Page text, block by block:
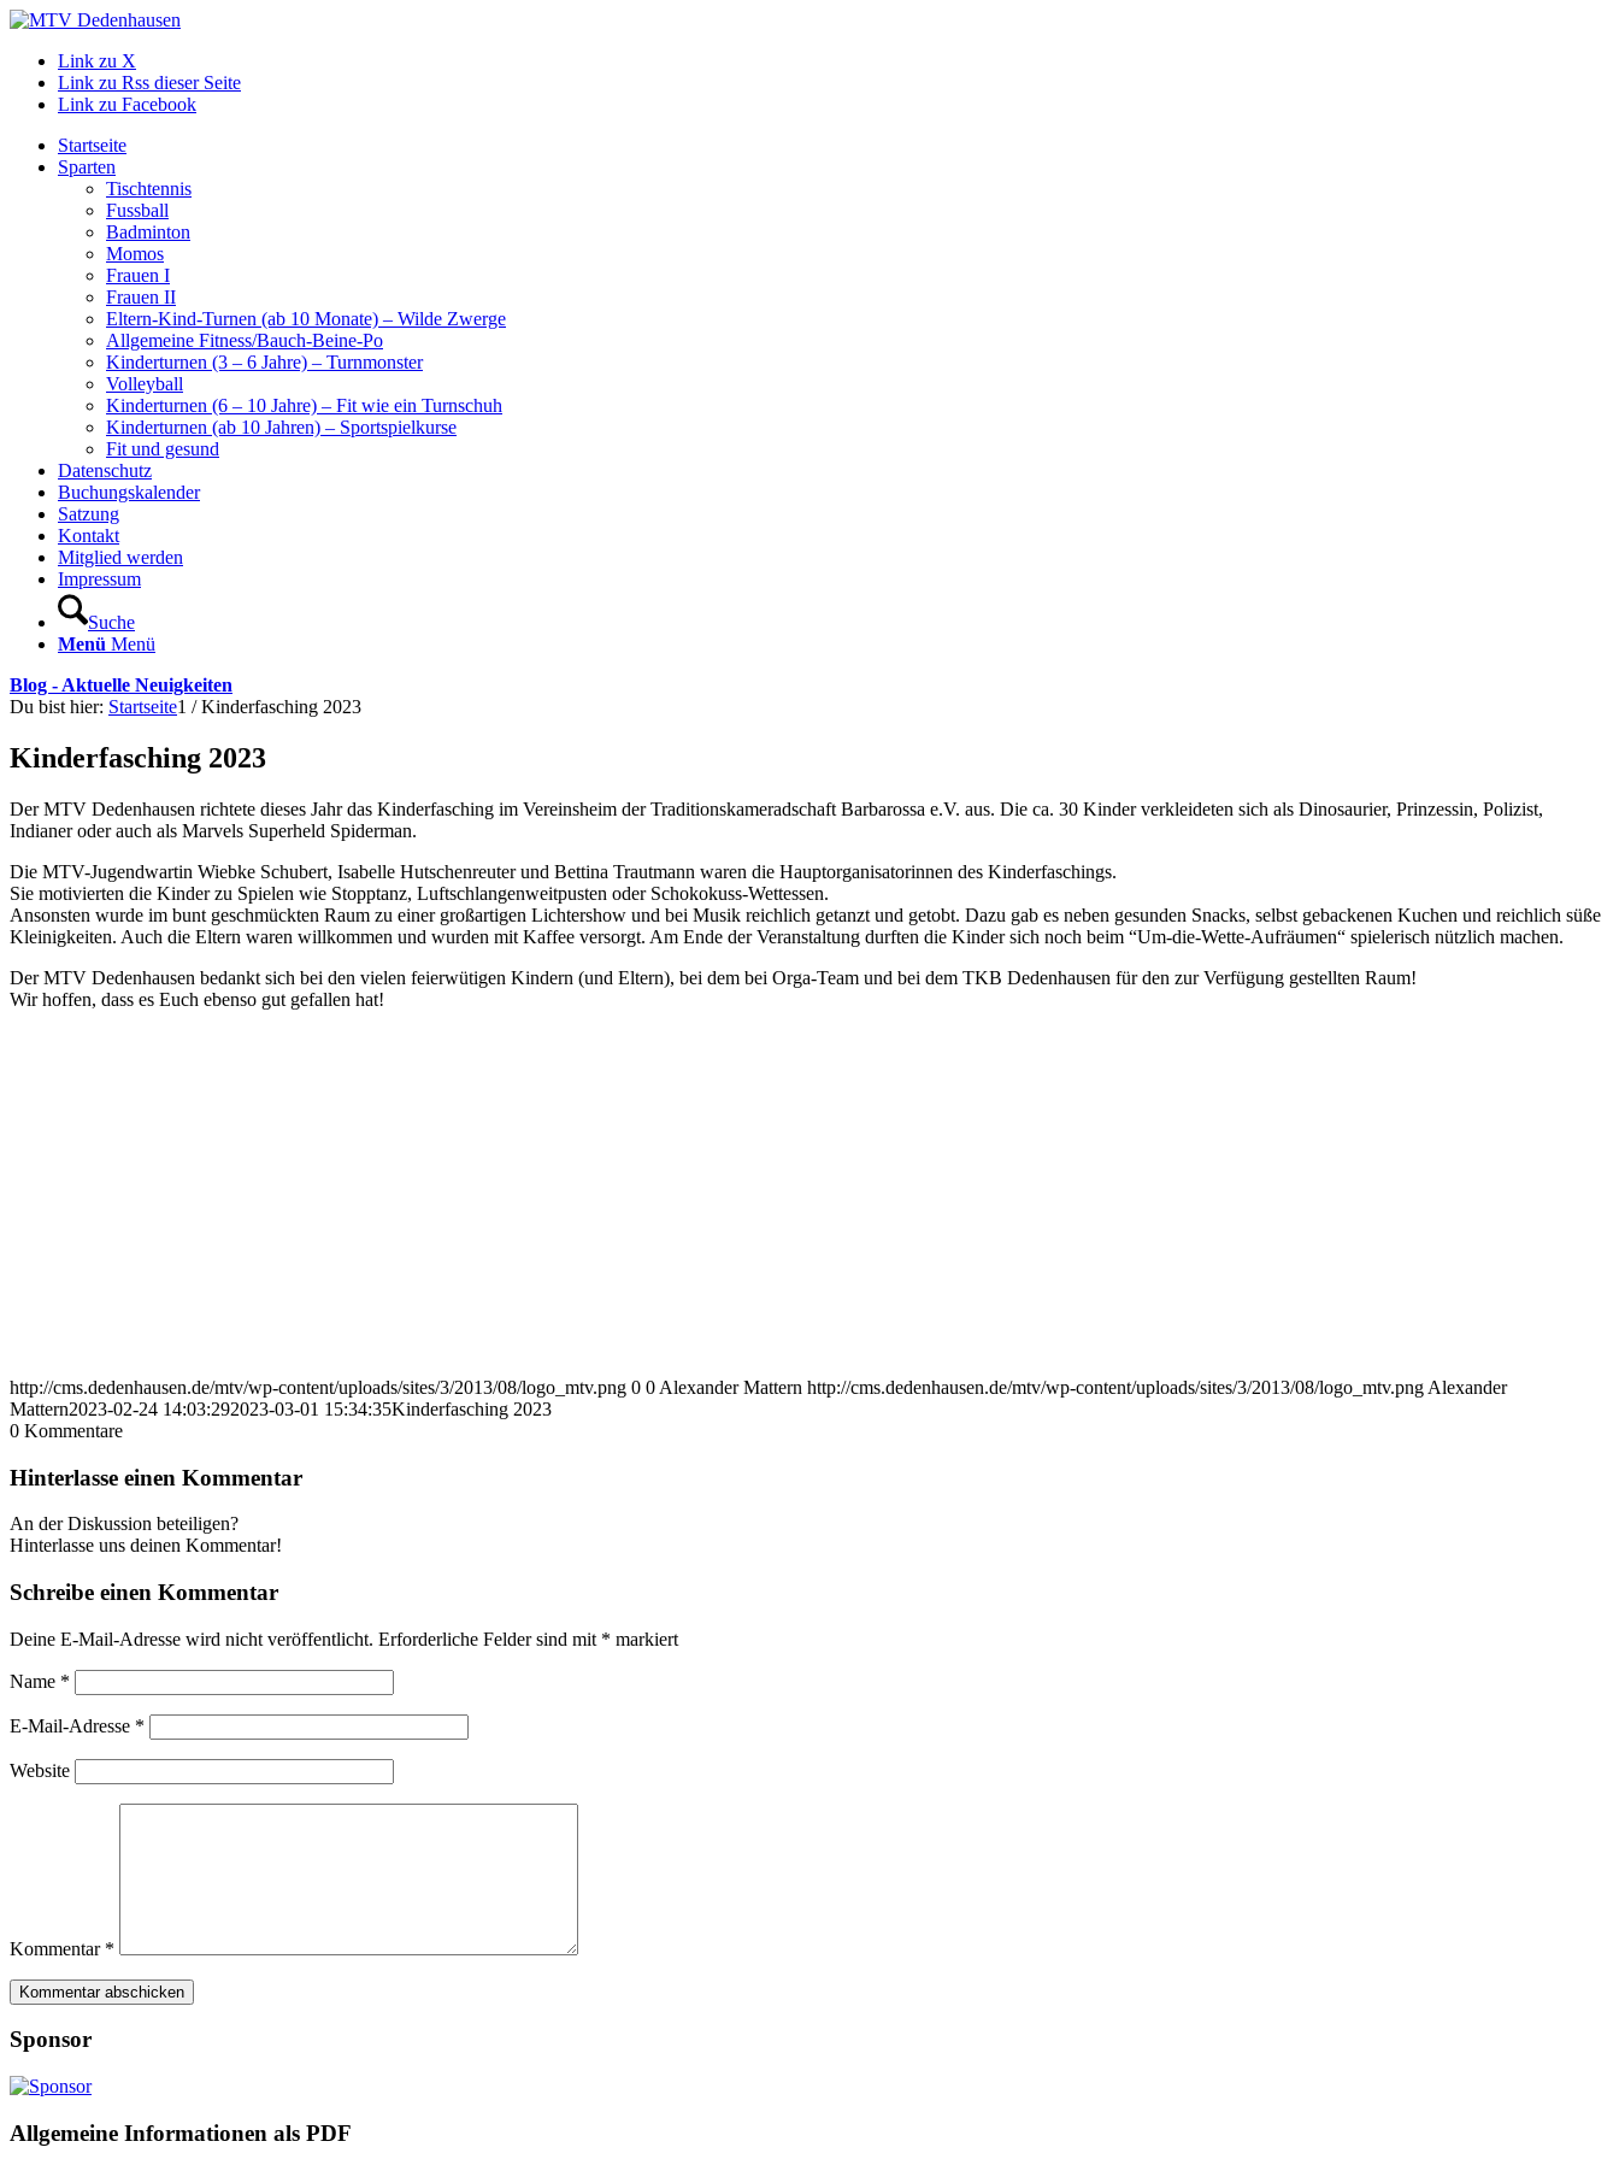
Link zu X
Link zu Rss dieser Seite
Link zu Facebook
Startseite
Sparten
Tischtennis
Fussball
Badminton
Momos
Frauen I
Frauen II
Eltern-Kind-Turnen (ab 10 Monate) – Wilde Zwerge
Allgemeine Fitness/Bauch-Beine-Po
Kinderturnen (3 – 6 Jahre) – Turnmonster
Volleyball
Kinderturnen (6 – 10 Jahre) – Fit wie ein Turnschuh
Kinderturnen (ab 10 Jahren) – Sportspielkurse
Fit und gesund
Datenschutz
Buchungskalender
Satzung
Kontakt
Mitglied werden
Impressum
Suche
Menü Menü
Blog - Aktuelle Neuigkeiten
Du bist hier: Startseite1 / Kinderfasching 2023
Kinderfasching 2023
Der MTV Dedenhausen richtete dieses Jahr das Kinderfasching im Vereinsheim der Traditionskameradschaft Barbarossa e.V. aus. Die ca. 30 Kinder verkleideten sich als Dinosaurier, Prinzessin, Polizist,
Indianer oder auch als Marvels Superheld Spiderman.
Die MTV-Jugendwartin Wiebke Schubert, Isabelle Hutschenreuter und Bettina Trautmann waren die Hauptorganisatorinnen des Kinderfaschings.
Sie motivierten die Kinder zu Spielen wie Stopptanz, Luftschlangenweitpusten oder Schokokuss-Wettessen.
Ansonsten wurde im bunt geschmückten Raum zu einer großartigen Lichtershow und bei Musik reichlich getanzt und getobt. Dazu gab es neben gesunden Snacks, selbst gebackenen Kuchen und reichlich süße
Kleinigkeiten. Auch die Eltern waren willkommen und wurden mit Kaffee versorgt. Am Ende der Veranstaltung durften die Kinder sich noch beim “Um-die-Wette-Aufräumen“ spielerisch nützlich machen.
Der MTV Dedenhausen bedankt sich bei den vielen feierwütigen Kindern (und Eltern), bei dem bei Orga-Team und bei dem TKB Dedenhausen für den zur Verfügung gestellten Raum!
Wir hoffen, dass es Euch ebenso gut gefallen hat!
http://cms.dedenhausen.de/mtv/wp-content/uploads/sites/3/2013/08/logo_mtv.png 0 0 Alexander Mattern http://cms.dedenhausen.de/mtv/wp-content/uploads/sites/3/2013/08/logo_mtv.png Alexander
Mattern2023-02-24 14:03:292023-03-01 15:34:35Kinderfasching 2023
0 Kommentare
Hinterlasse einen Kommentar
An der Diskussion beteiligen?
Hinterlasse uns deinen Kommentar!
Schreibe einen Kommentar
Deine E-Mail-Adresse wird nicht veröffentlicht. Erforderliche Felder sind mit * markiert
Name *
E-Mail-Adresse *
Website
Kommentar *
Sponsor
Allgemeine Informationen als PDF